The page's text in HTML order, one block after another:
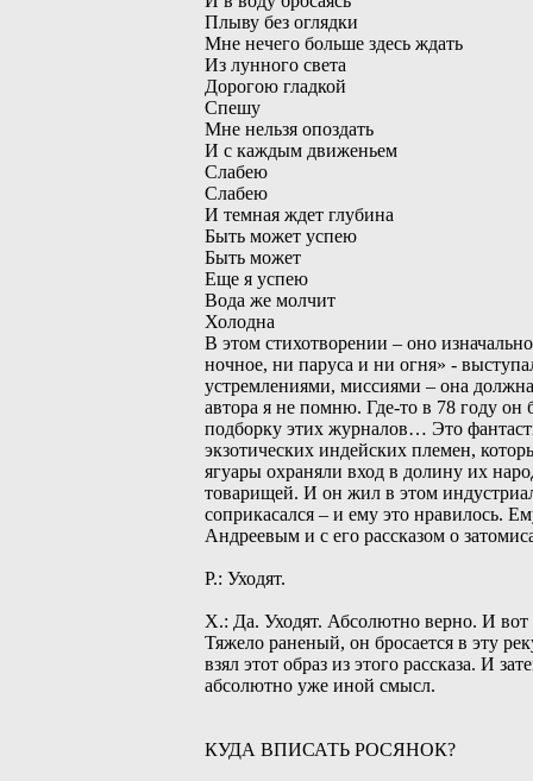
Плыву без оглядки
Мне нечего больше здесь ждать
Из лунного света
Дорогою гладкой
Спешу
Мне нельзя опоздать
И с каждым движеньем
Слабею
Слабею
И темная ждет глубина
Быть может успею
Быть может
Еще я успею
Вода же молчит
Холодна
В этом стихотворении – оно
ночное, ни паруса и ни огня» -
устремлениями, миссиями – она
автора я не помню. Где-то в 78 году
подборку этих журналов… Это
экзотических индейских племен,
ягуары охраняли вход в долину их
товарищей. И он жил в этом
соприкасался – и ему это нравилось.
Андреевым и с его рассказом о
Р.: Уходят.
Х.: Да. Уходят. Абсолютно верно. И
Тяжело раненый, он бросается в эту
взял этот образ из этого рассказа. И
абсолютно уже иной смысл.
КУДА ВПИСАТЬ РОСЯНОК?